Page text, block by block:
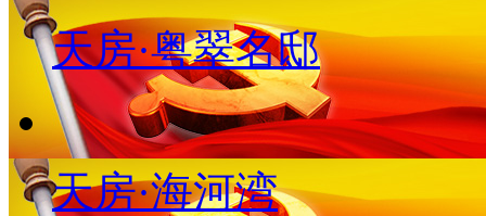
天房·粤翠名邸
天房·海河湾